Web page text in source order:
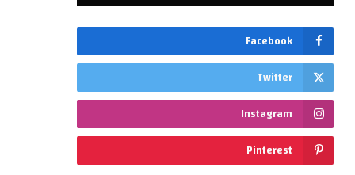
Facebook
Twitter
Instagram
Pinterest